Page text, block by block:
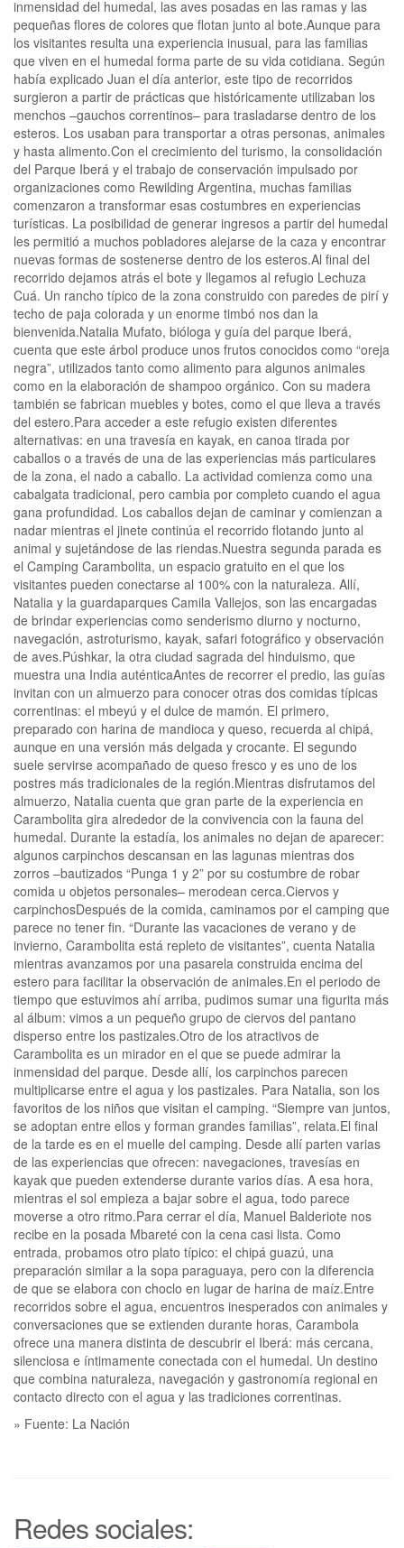
inmensidad del humedal, las aves posadas en las ramas y las
pequeñas flores de colores que flotan junto al bote.Aunque para
los visitantes resulta una experiencia inusual, para las familias
que viven en el humedal forma parte de su vida cotidiana. Según
había explicado Juan el día anterior, este tipo de recorridos
surgieron a partir de prácticas que históricamente utilizaban los
menchos –gauchos correntinos– para trasladarse dentro de los
esteros. Los usaban para transportar a otras personas, animales
y hasta alimento.Con el crecimiento del turismo, la consolidación
del Parque Iberá y el trabajo de conservación impulsado por
organizaciones como Rewilding Argentina, muchas familias
comenzaron a transformar esas costumbres en experiencias
turísticas. La posibilidad de generar ingresos a partir del humedal
les permitió a muchos pobladores alejarse de la caza y encontrar
nuevas formas de sostenerse dentro de los esteros.Al final del
recorrido dejamos atrás el bote y llegamos al refugio Lechuza
Cuá. Un rancho típico de la zona construido con paredes de pirí y
techo de paja colorada y un enorme timbó nos dan la
bienvenida.Natalia Mufato, bióloga y guía del parque Iberá,
cuenta que este árbol produce unos frutos conocidos como “oreja
negra”, utilizados tanto como alimento para algunos animales
como en la elaboración de shampoo orgánico. Con su madera
también se fabrican muebles y botes, como el que lleva a través
del estero.Para acceder a este refugio existen diferentes
alternativas: en una travesía en kayak, en canoa tirada por
caballos o a través de una de las experiencias más particulares
de la zona, el nado a caballo. La actividad comienza como una
cabalgata tradicional, pero cambia por completo cuando el agua
gana profundidad. Los caballos dejan de caminar y comienzan a
nadar mientras el jinete continúa el recorrido flotando junto al
animal y sujetándose de las riendas.Nuestra segunda parada es
el Camping Carambolita, un espacio gratuito en el que los
visitantes pueden conectarse al 100% con la naturaleza. Allí,
Natalia y la guardaparques Camila Vallejos, son las encargadas
de brindar experiencias como senderismo diurno y nocturno,
navegación, astroturismo, kayak, safari fotográfico y observación
de aves.Púshkar, la otra ciudad sagrada del hinduismo, que
muestra una India auténticaAntes de recorrer el predio, las guías
invitan con un almuerzo para conocer otras dos comidas típicas
correntinas: el mbeyú y el dulce de mamón. El primero,
preparado con harina de mandioca y queso, recuerda al chipá,
aunque en una versión más delgada y crocante. El segundo
suele servirse acompañado de queso fresco y es uno de los
postres más tradicionales de la región.Mientras disfrutamos del
almuerzo, Natalia cuenta que gran parte de la experiencia en
Carambolita gira alrededor de la convivencia con la fauna del
humedal. Durante la estadía, los animales no dejan de aparecer:
algunos carpinchos descansan en las lagunas mientras dos
zorros –bautizados “Punga 1 y 2” por su costumbre de robar
comida u objetos personales– merodean cerca.Ciervos y
carpinchosDespués de la comida, caminamos por el camping que
parece no tener fin. “Durante las vacaciones de verano y de
invierno, Carambolita está repleto de visitantes”, cuenta Natalia
mientras avanzamos por una pasarela construida encima del
estero para facilitar la observación de animales.En el periodo de
tiempo que estuvimos ahí arriba, pudimos sumar una figurita más
al álbum: vimos a un pequeño grupo de ciervos del pantano
disperso entre los pastizales.Otro de los atractivos de
Carambolita es un mirador en el que se puede admirar la
inmensidad del parque. Desde allí, los carpinchos parecen
multiplicarse entre el agua y los pastizales. Para Natalia, son los
favoritos de los niños que visitan el camping. “Siempre van juntos,
se adoptan entre ellos y forman grandes familias”, relata.El final
de la tarde es en el muelle del camping. Desde allí parten varias
de las experiencias que ofrecen: navegaciones, travesías en
kayak que pueden extenderse durante varios días. A esa hora,
mientras el sol empieza a bajar sobre el agua, todo parece
moverse a otro ritmo.Para cerrar el día, Manuel Balderiote nos
recibe en la posada Mbareté con la cena casi lista. Como
entrada, probamos otro plato típico: el chipá guazú, una
preparación similar a la sopa paraguaya, pero con la diferencia
de que se elabora con choclo en lugar de harina de maíz.Entre
recorridos sobre el agua, encuentros inesperados con animales y
conversaciones que se extienden durante horas, Carambola
ofrece una manera distinta de descubrir el Iberá: más cercana,
silenciosa e íntimamente conectada con el humedal. Un destino
que combina naturaleza, navegación y gastronomía regional en
contacto directo con el agua y las tradiciones correntinas.
» Fuente: La Nación
Redes sociales: